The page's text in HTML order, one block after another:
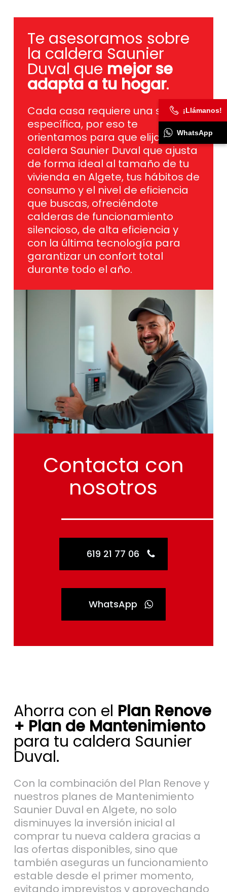
Te asesoramos sobre
la caldera Saunier
Duval quemejor se
adapta a tu hogar.
Cada casa requiere una solución
específica, por eso te
orientamos para que elijas la
caldera Saunier Duval que ajusta
de forma ideal al tamaño de tu
vivienda en Algete, tus hábitos de
consumo y el nivel de eficiencia
que buscas, ofreciéndote
calderas de funcionamiento
silencioso, de alta eficiencia y
con la última tecnología para
garantizar un confort total
durante todo el año.
nosotros
619 21 77 06
WhatsApp
+ Plan de Mantenimiento
para tu caldera Saunier
Duval.
Con la combinación del Plan Renove y
nuestros planes de Mantenimiento
Saunier Duval en Algete, no solo
disminuyes la inversión inicial al
comprar tu nueva caldera gracias a
las ofertas disponibles, sino que
también aseguras un funcionamiento
estable desde el primer momento,
evitando imprevistos y aprovechando
al máximo tu equipo.
¡Llámanos!
WhatsApp